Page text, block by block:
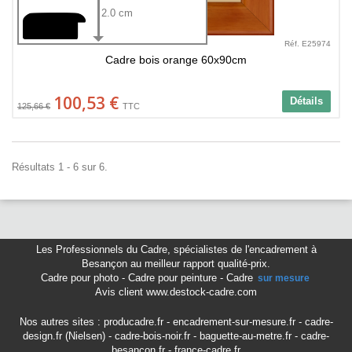
2.0 cm
Réf. E25974
Cadre bois orange 60x90cm
Détails
125,66 € 100,53 € TTC
Résultats 1 - 6 sur 6.
Les Professionnels du Cadre, spécialistes de l'encadrement à
Besançon au meilleur rapport qualité-prix.
Cadre pour photo - Cadre pour peinture - Cadre sur mesure
Avis client www.destock-cadre.com
Nos autres sites : producadre.fr- encadrement-sur-mesure.fr- cadre-
design.fr (Nielsen) - cadre-bois-noir.fr - baguette-au-metre.fr - cadre-